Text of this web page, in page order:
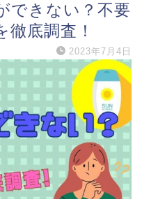
できない？不要
底調査！
2023年7月4日